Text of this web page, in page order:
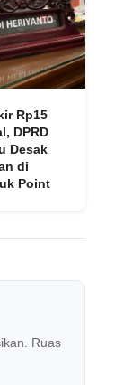
Rp15
DPRD
Desak
di
Point
Ruas